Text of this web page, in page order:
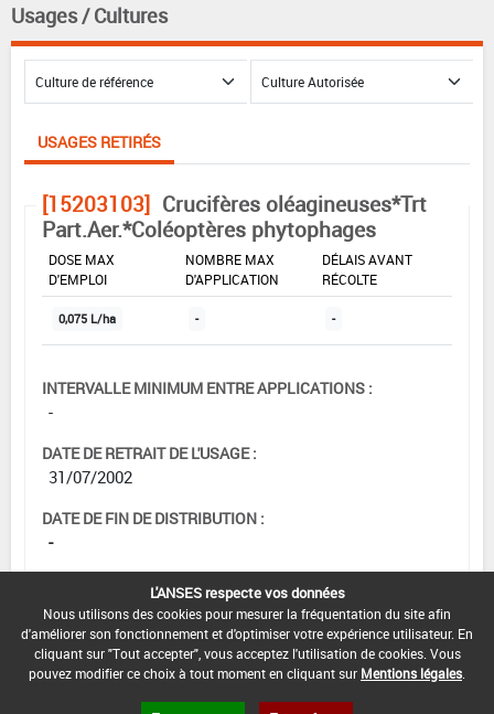
Usages / Cultures
USAGES RETIRÉS
[15203103] Crucifères oléagineuses*Trt
Part.Aer.*Coléoptères phytophages
DOSE MAX
D'EMPLOI
NOMBRE MAX
D'APPLICATION
DÉLAIS AVANT
RÉCOLTE
0,075 L/ha - -
INTERVALLE MINIMUM ENTRE APPLICATIONS :
-
DATE DE RETRAIT DE L'USAGE :
31/07/2002
DATE DE FIN DE DISTRIBUTION :
-
DATE DE FIN D'UTILISATION :
-
L'ANSES respecte vos données
Nous utilisons des cookies pour mesurer la fréquentation du site afin
d'améliorer son fonctionnement et d'optimiser votre expérience utilisateur. En
cliquant sur "Tout accepter", vous acceptez l'utilisation de cookies. Vous
pouvez modifier ce choix à tout moment en cliquant sur Mentions légales